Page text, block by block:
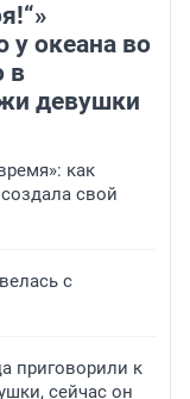
у океана во
в
девушки
как
свой
с
приговорили к
сейчас он